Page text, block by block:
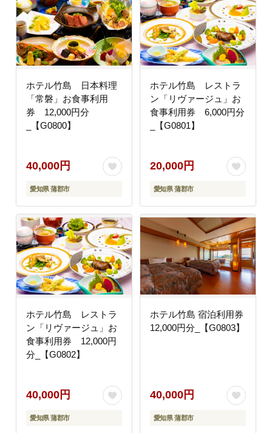
ホテル竹島 日本料理
「常磐」お食事利用
券 12,000円分
_【G0800】
40,000円
愛知県 蒲郡市
ホテル竹島 レストラ
ン「リヴァージュ」お
食事利用券 6,000円分
_【G0801】
20,000円
愛知県 蒲郡市
ホテル竹島 レストラ
ン「リヴァージュ」お
食事利用券 12,000円
分_【G0802】
40,000円
愛知県 蒲郡市
ホテル竹島 宿泊利用券
12,000円分_【G0803】
40,000円
愛知県 蒲郡市